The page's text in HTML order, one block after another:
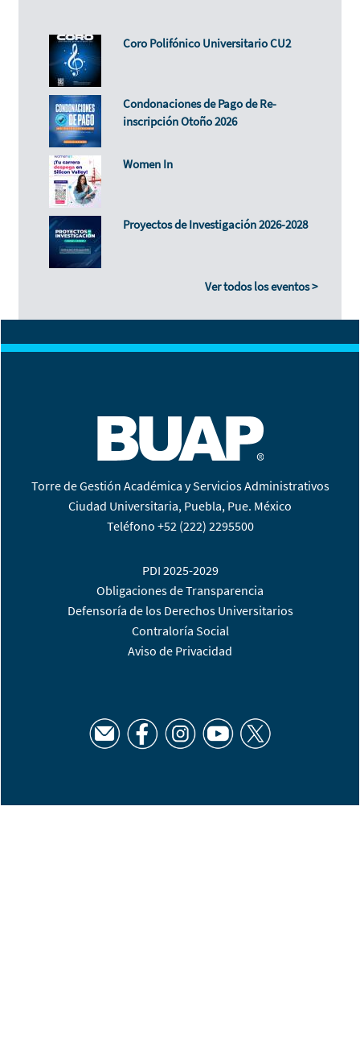
Coro Polifónico Universitario CU2
Condonaciones de Pago de Re-
inscripción Otoño 2026
Women In
Proyectos de Investigación 2026-2028
Ver todos los eventos >
Torre de Gestión Académica y Servicios Administrativos
Ciudad Universitaria, Puebla, Pue. México
Teléfono +52 (222) 2295500
PDI 2025-2029
Obligaciones de Transparencia
Defensoría de los Derechos Universitarios
Contraloría Social
Aviso de Privacidad